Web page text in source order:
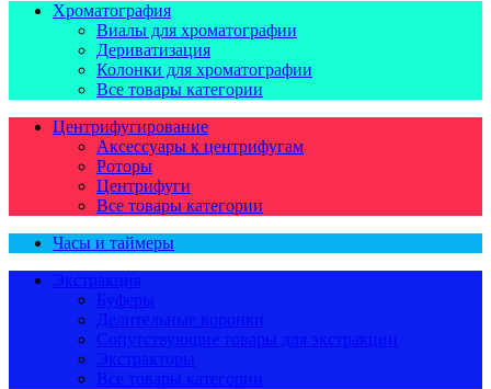
Хроматография
Виалы для хроматографии
Дериватизация
Колонки для хроматографии
Все товары категории
Центрифугирование
Аксессуары к центрифугам
Роторы
Центрифуги
Все товары категории
Часы и таймеры
Экстракция
Буферы
Делительные воронки
Сопутствующие товары для экстракции
Экстракторы
Все товары категории